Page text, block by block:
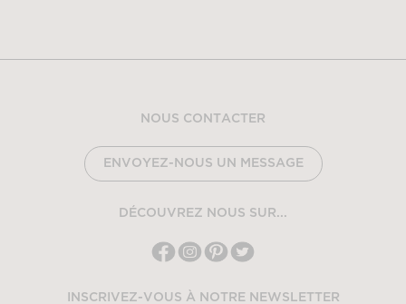
NOUS CONTACTER
ENVOYEZ-NOUS UN MESSAGE
DÉCOUVREZ NOUS SUR...
INSCRIVEZ-VOUS À NOTRE NEWSLETTER